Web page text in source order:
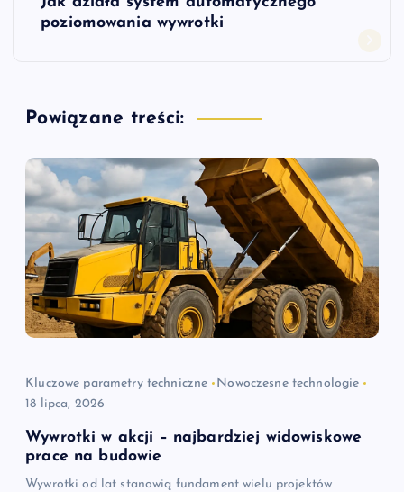
a
c
a
w
p
s
u
poziomowania wywrotki
Powiązane treści:
Kluczowe parametry techniczne
Nowoczesne technologie
18 lipca, 2026
Wywrotki w akcji – najbardziej widowiskowe
prace na budowie
Wywrotki od lat stanowią fundament wielu projektów